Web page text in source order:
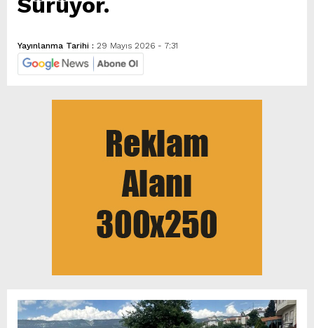
Yayınlanma Tarihi : 29 Mayıs 2026 - 7:31